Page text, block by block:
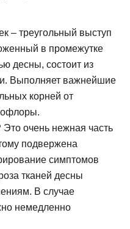
– треугольный выступ
в промежутке
десны, состоит из
Выполняет важнейшие
корней от
Это очень нежная часть
подвержена
симптомов
тканей десны
В случае
немедленно